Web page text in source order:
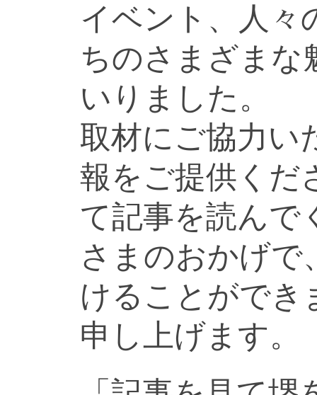
イベント、人々
ちのさまざまな
いりました。
取材にご協力い
報をご提供くだ
て記事を読んで
さまのおかげで
けることができ
申し上げます。